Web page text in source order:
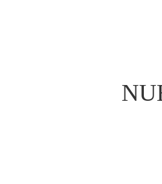
cuproníquel, accesorios
presión de cobre. El principio